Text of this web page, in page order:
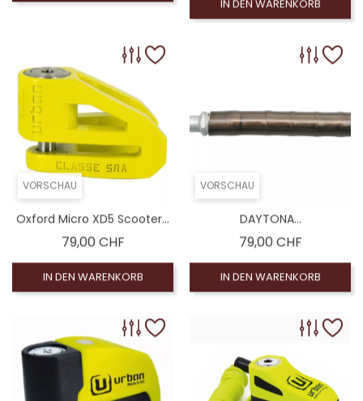
IN DEN WARENKORB
VORSCHAU
Oxford Micro XD5 Scooter...
79,00 CHFPreis
IN DEN WARENKORB
VORSCHAU
DAYTONA...
79,00 CHFPreis
IN DEN WARENKORB